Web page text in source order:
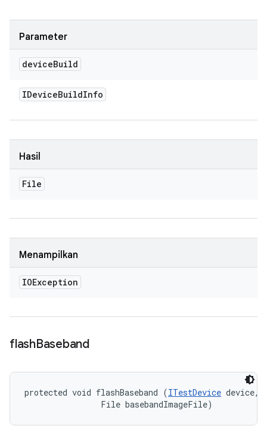
Parameter
deviceBuild
IDeviceBuildInfo
Hasil
File
Menampilkan
IOException
flashBaseband
protected void flashBaseband (ITestDevice device,
                File basebandImageFile)